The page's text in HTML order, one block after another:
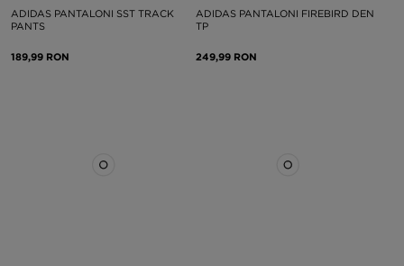
ADIDAS PANTALONI SST TRACK
PANTS
189,99 RON
ADIDAS PANTALONI FIREBIRD DEN
TP
249,99 RON